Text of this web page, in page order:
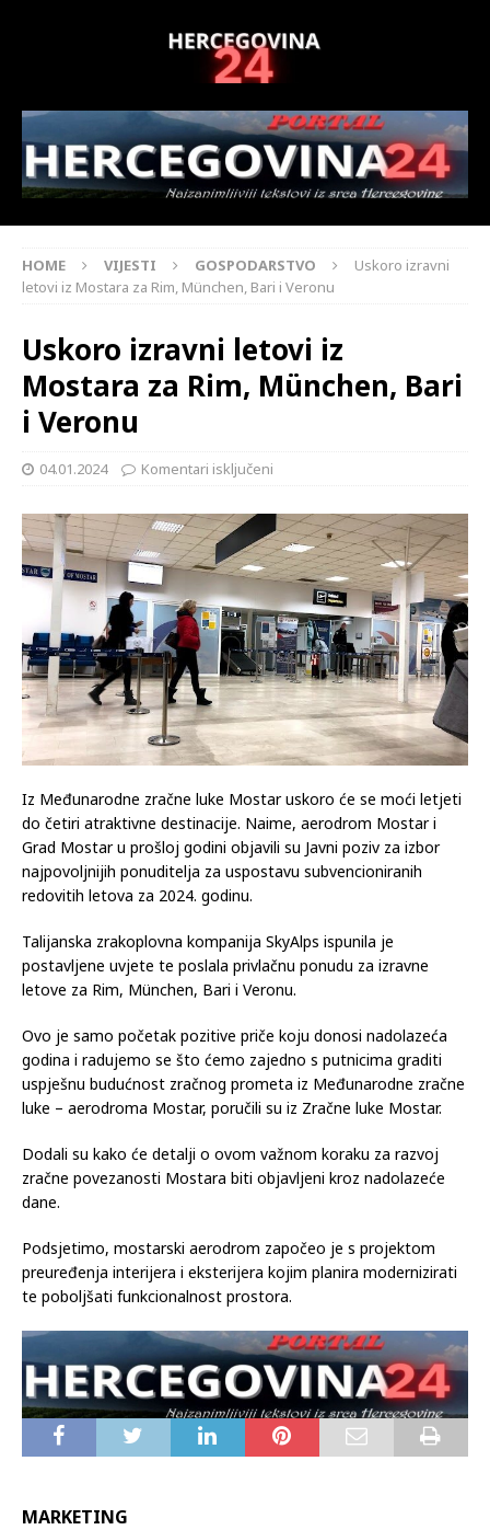
HOME VIJESTI GOSPODARSTVO
Uskoro izravni
letovi iz Mostara za Rim, München, Bari i Veronu
Uskoro izravni letovi iz
Mostara za Rim, München, Bari
i Veronu
04.01.2024 Komentari isključeni
Iz Međunarodne zračne luke Mostar uskoro će se moći letjeti
do četiri atraktivne destinacije. Naime, aerodrom Mostar i
Grad Mostar u prošloj godini objavili su Javni poziv za izbor
najpovoljnijih ponuditelja za uspostavu subvencioniranih
redovitih letova za 2024. godinu.
Talijanska zrakoplovna kompanija SkyAlps ispunila je
postavljene uvjete te poslala privlačnu ponudu za izravne
letove za Rim, München, Bari i Veronu.
Ovo je samo početak pozitive priče koju donosi nadolazeća
godina i radujemo se što ćemo zajedno s putnicima graditi
uspješnu budućnost zračnog prometa iz Međunarodne zračne
luke – aerodroma Mostar, poručili su iz Zračne luke Mostar.
Dodali su kako će detalji o ovom važnom koraku za razvoj
zračne povezanosti Mostara biti objavljeni kroz nadolazeće
dane.
Podsjetimo, mostarski aerodrom započeo je s projektom
preuređenja interijera i eksterijera kojim planira modernizirati
te poboljšati funkcionalnost prostora.
MARKETING